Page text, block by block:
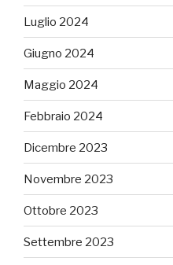
Luglio 2024
Giugno 2024
Maggio 2024
Febbraio 2024
Dicembre 2023
Novembre 2023
Ottobre 2023
Settembre 2023